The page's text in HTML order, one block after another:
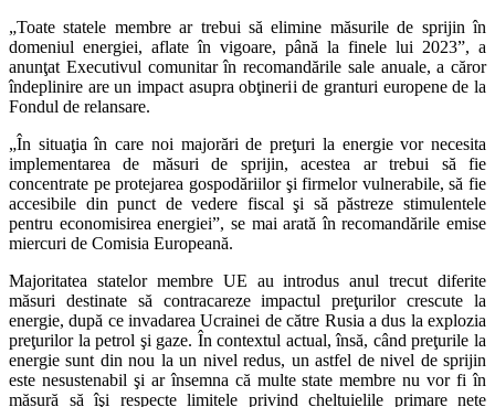
„Toate statele membre ar trebui să elimine măsurile de sprijin în
domeniul energiei, aflate în vigoare, până la finele lui 2023”, a
anunţat Executivul comunitar în recomandările sale anuale, a căror
îndeplinire are un impact asupra obţinerii de granturi europene de la
Fondul de relansare.
„În situaţia în care noi majorări de preţuri la energie vor necesita
implementarea de măsuri de sprijin, acestea ar trebui să fie
concentrate pe protejarea gospodăriilor şi firmelor vulnerabile, să fie
accesibile din punct de vedere fiscal şi să păstreze stimulentele
pentru economisirea energiei”, se mai arată în recomandările emise
miercuri de Comisia Europeană.
Majoritatea statelor membre UE au introdus anul trecut diferite
măsuri destinate să contracareze impactul preţurilor crescute la
energie, după ce invadarea Ucrainei de către Rusia a dus la explozia
preţurilor la petrol şi gaze. În contextul actual, însă, când preţurile la
energie sunt din nou la un nivel redus, un astfel de nivel de sprijin
este nesustenabil şi ar însemna că multe state membre nu vor fi în
măsură să îşi respecte limitele privind cheltuielile primare nete